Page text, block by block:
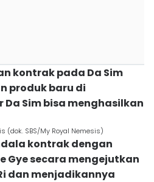
kontrak pada Da Sim
produk baru di
Sim bisa menghasilkan
(dok. SBS/My Royal Nemesis)
kontrak dengan
Gye secara mengejutkan
dan menjadikannya